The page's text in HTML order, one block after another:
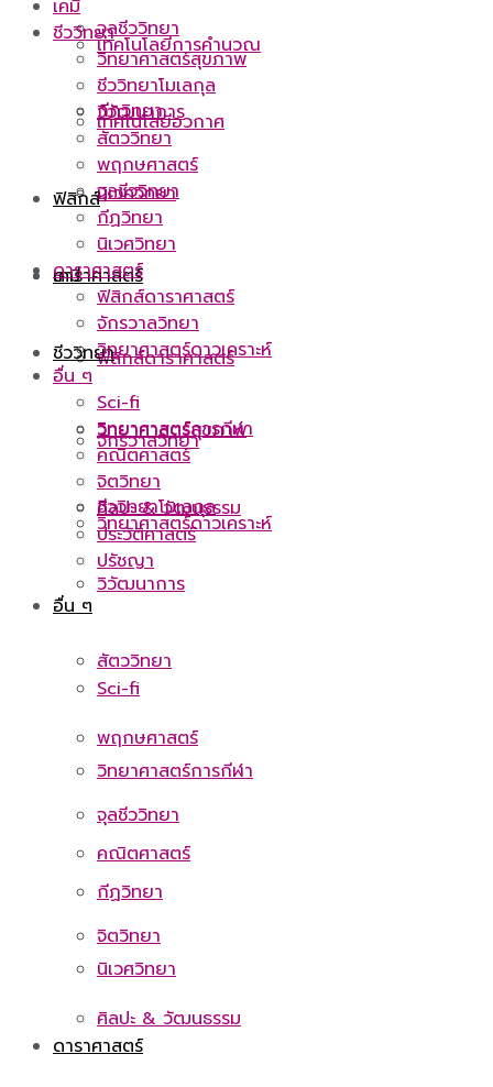
จุลชีววิทยา
กีฏวิทยา
นิเวศวิทยา
ดาราศาสตร์
ฟิสิกส์ดาราศาสตร์
จักรวาลวิทยา
วิทยาศาสตร์ดาวเคราะห์
อื่น ๆ
Sci-fi
วิทยาศาสตร์การกีฬา
คณิตศาสตร์
จิตวิทยา
ศิลปะ & วัฒนธรรม
เทคโนโลยีการคำนวณ
เทคโนโลยีอวกาศ
ฟิสิกส์
เคมี
ชีววิทยา
วิทยาศาสตร์สุขภาพ
ชีววิทยาโมเลกุล
วิวัฒนาการ
สัตววิทยา
พฤกษศาสตร์
จุลชีววิทยา
กีฏวิทยา
นิเวศวิทยา
ดาราศาสตร์
เคมี
ชีววิทยา
วิทยาศาสตร์สุขภาพ
ชีววิทยาโมเลกุล
วิวัฒนาการ
สัตววิทยา
พฤกษศาสตร์
จุลชีววิทยา
กีฏวิทยา
นิเวศวิทยา
ดาราศาสตร์
ฟิสิกส์ดาราศาสตร์
จักรวาลวิทยา
วิทยาศาสตร์ดาวเคราะห์
อื่น ๆ
Sci-fi
วิทยาศาสตร์การกีฬา
คณิตศาสตร์
จิตวิทยา
ศิลปะ & วัฒนธรรม
ประวัติศาสตร์
ปรัชญา